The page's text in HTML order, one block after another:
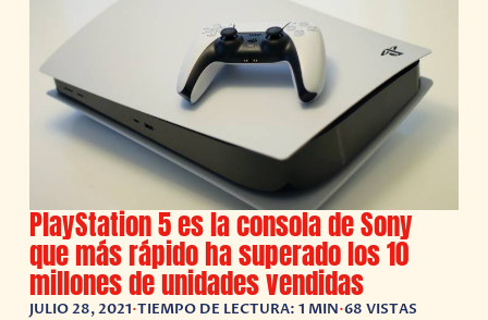
PlayStation 5 es la consola de Sony
que más rápido ha superado los 10
millones de unidades vendidas
JULIO 28, 2021•TIEMPO DE LECTURA: 1 MIN•68 VISTAS